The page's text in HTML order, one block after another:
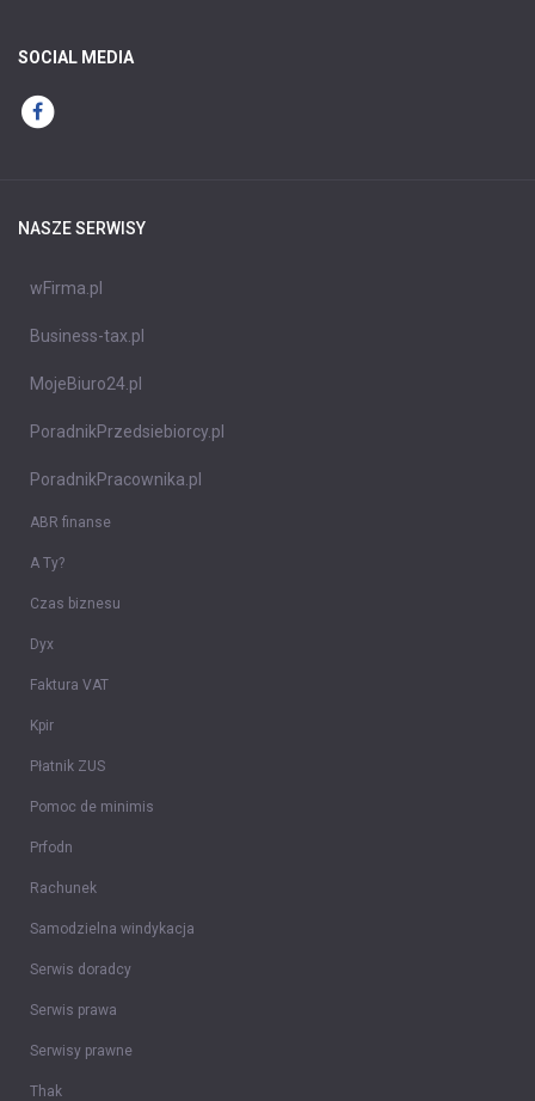
SOCIAL MEDIA
NASZE SERWISY
wFirma.pl
Business-tax.pl
MojeBiuro24.pl
PoradnikPrzedsiebiorcy.pl
PoradnikPracownika.pl
ABR finanse
A Ty?
Czas biznesu
Dyx
Faktura VAT
Kpir
Płatnik ZUS
Pomoc de minimis
Prfodn
Rachunek
Samodzielna windykacja
Serwis doradcy
Serwis prawa
Serwisy prawne
Thak